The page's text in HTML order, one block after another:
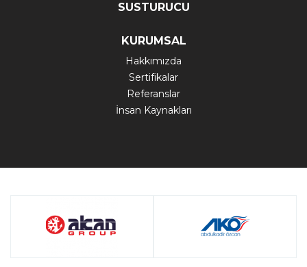
SUSTURUCU
KURUMSAL
Hakkımızda
Sertifikalar
Referanslar
İnsan Kaynakları